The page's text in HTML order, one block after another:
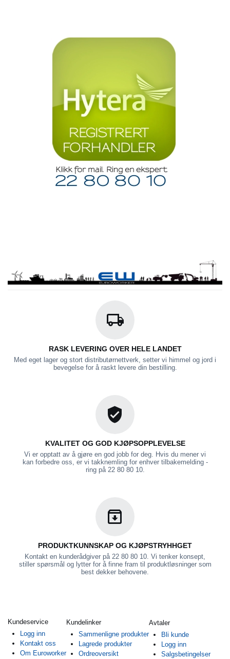
RASK LEVERING OVER HELE LANDET
Med eget lager og stort distributørnettverk, setter vi himmel og jord i
bevegelse for å raskt levere din bestilling.
KVALITET OG GOD KJØPSOPPLEVELSE
Vi er opptatt av å gjøre en god jobb for deg. Hvis du mener vi
kan forbedre oss, er vi takknemling for enhver tilbakemelding -
ring på 22 80 80 10.
PRODUKTKUNNSKAP OG KJØPSTRYHHGET
Kontakt en kunderådgiver på 22 80 80 10. Vi tenker konsept,
stiller spørsmål og lytter for å finne fram til produktløsninger som
best dekker behovene.
Kundeservice
Logg inn
Kontakt oss
Om Euroworker
Kundelinker
Sammenligne produkter
Lagrede produkter
Ordreoversikt
Avtaler
Bli kunde
Logg inn
Salgsbetingelser